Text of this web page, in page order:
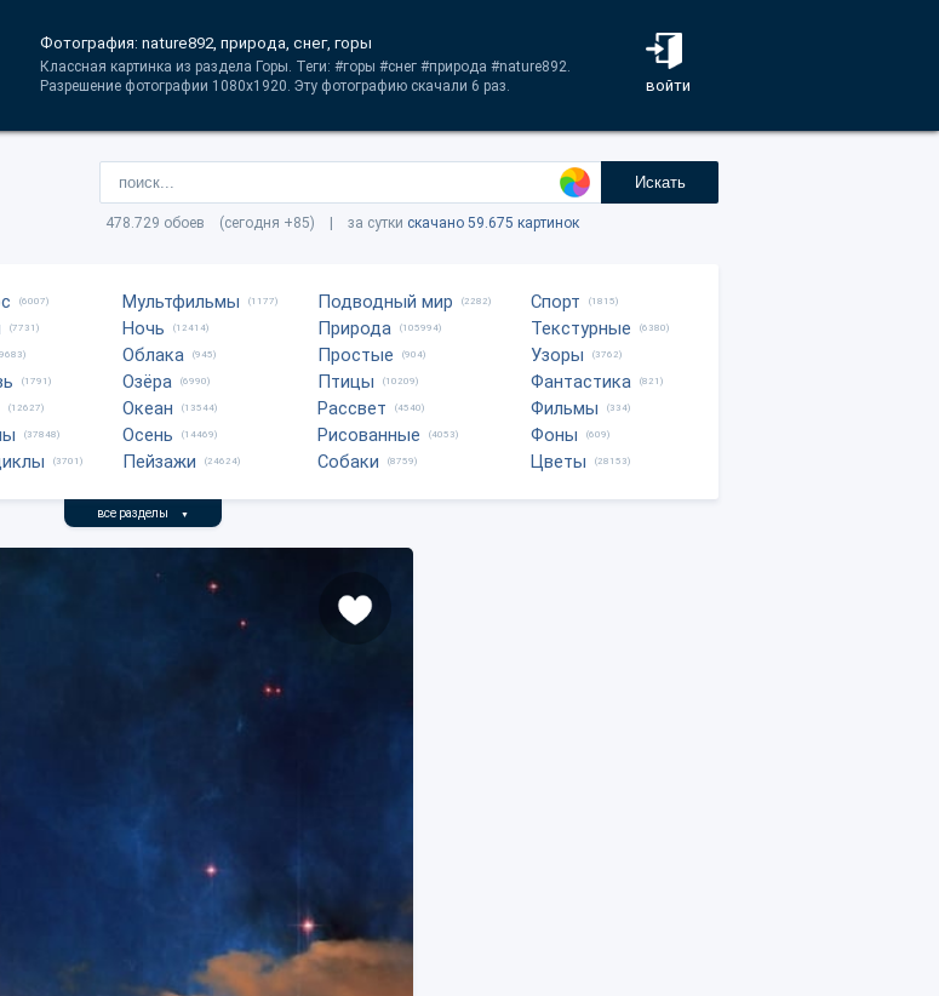
войти
Фотография: nature892, природа, снег, горы
Классная картинка из раздела Горы. Теги: #горы #снег #природа #nature892.
Разрешение фотографии 1080x1920. Эту фотографию скачали 6 раз.
Искать
478.729 обоев (сегодня +85) | за сутки скачано 59.675 картинок
(6007)
(7731)
(1791)
(12627)
(37848)
(3701)
Мультфильмы (1177)
Ночь (12414)
Облака (945)
Озёра (6990)
Океан (13544)
Осень (14469)
Пейзажи (24624)
Подводный мир (2282)
Природа (105994)
Простые (904)
Птицы (10209)
Рассвет (4540)
Рисованные (4053)
Собаки (8759)
Спорт (1815)
Текстурные (6380)
Узоры (3762)
Фантастика (821)
Фильмы (334)
Фоны (609)
Цветы (28153)
все разделы ▼